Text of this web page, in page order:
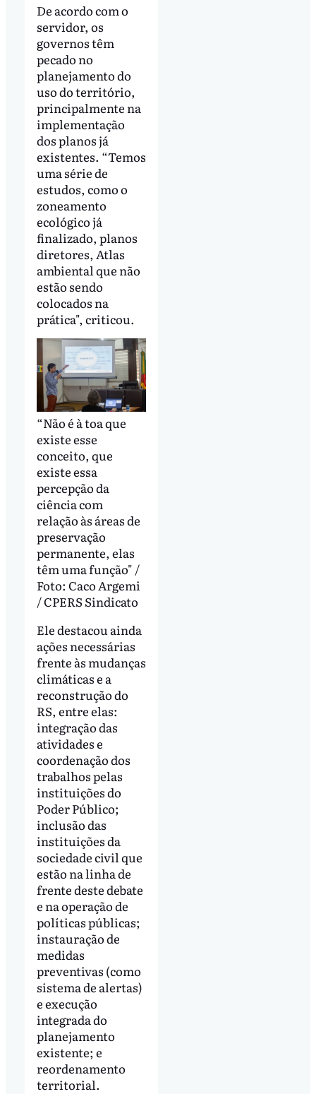
De acordo com o
servidor, os
governos têm
pecado no
planejamento do
uso do território,
principalmente na
implementação
dos planos já
existentes. “Temos
uma série de
estudos, como o
zoneamento
ecológico já
finalizado, planos
diretores, Atlas
ambiental que não
estão sendo
colocados na
prática", criticou.
“Não é à toa que
existe esse
conceito, que
existe essa
percepção da
ciência com
relação às áreas de
preservação
permanente, elas
têm uma função" /
Foto: Caco Argemi
/ CPERS Sindicato
Ele destacou ainda
ações necessárias
frente às mudanças
climáticas e a
reconstrução do
RS, entre elas:
integração das
atividades e
coordenação dos
trabalhos pelas
instituições do
Poder Público;
inclusão das
instituições da
sociedade civil que
estão na linha de
frente deste debate
e na operação de
políticas públicas;
instauração de
medidas
preventivas (como
sistema de alertas)
e execução
integrada do
planejamento
existente; e
reordenamento
territorial.